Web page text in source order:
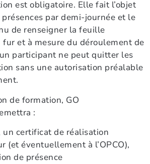
est obligatoire. Elle fait l’objet
présences par demi-journée et le
de renseigner la feuille
fur et à mesure du déroulement de
participant ne peut quitter les
sans une autorisation préalable
de formation, GO
:
un certificat de réalisation
(et éventuellement à l’OPCO),
de présence